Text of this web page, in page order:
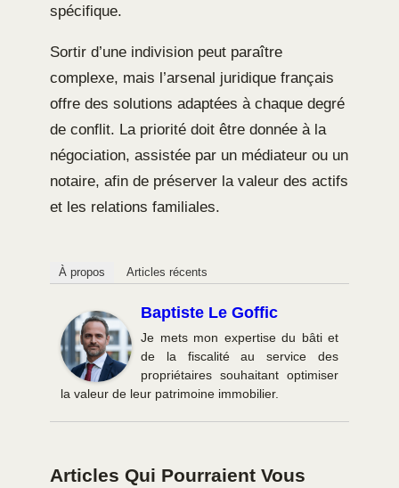
spécifique.
Sortir d’une indivision peut paraître
complexe, mais l’arsenal juridique français
offre des solutions adaptées à chaque degré
de conflit. La priorité doit être donnée à la
négociation, assistée par un médiateur ou un
notaire, afin de préserver la valeur des actifs
et les relations familiales.
À propos Articles récents
Baptiste Le Goffic
Je mets mon expertise du bâti et
de la fiscalité au service des
propriétaires souhaitant optimiser
la valeur de leur patrimoine immobilier.
Articles Qui Pourraient Vous